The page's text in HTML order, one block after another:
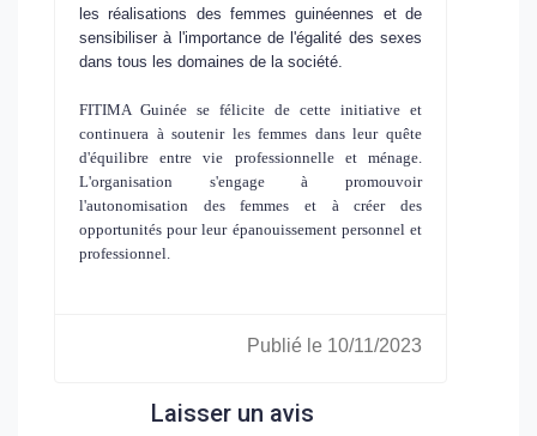
les réalisations des femmes guinéennes et de
sensibiliser à l'importance de l'égalité des sexes
dans tous les domaines de la société.
FITIMA Guinée se félicite de cette initiative et
continuera à soutenir les femmes dans leur quête
d'équilibre entre vie professionnelle et ménage.
L'organisation s'engage à promouvoir
l'autonomisation des femmes et à créer des
opportunités pour leur épanouissement personnel et
professionnel.
Publié le 10/11/2023
Laisser un avis